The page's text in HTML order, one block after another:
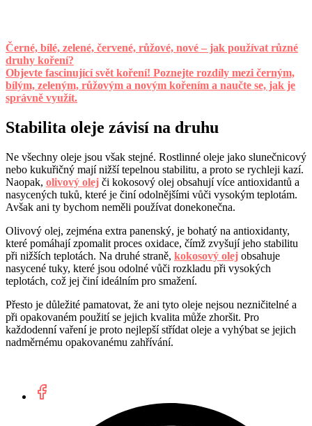
Černé, bílé, zelené, červené, růžové, nové – jak používat různé
druhy koření?
Objevte fascinující svět koření! Poznejte rozdíly mezi černým,
bílým, zeleným, růžovým a novým kořením a naučte se, jak je
správně využít.
Stabilita oleje závisí na druhu
Ne všechny oleje jsou však stejné. Rostlinné oleje jako slunečnicový
nebo kukuřičný mají nižší tepelnou stabilitu, a proto se rychleji kazí.
Naopak, olivový olej či kokosový olej obsahují více antioxidantů a
nasycených tuků, které je činí odolnějšími vůči vysokým teplotám.
Avšak ani ty bychom neměli používat donekonečna.
Olivový olej, zejména extra panenský, je bohatý na antioxidanty,
které pomáhají zpomalit proces oxidace, čímž zvyšují jeho stabilitu
při nižších teplotách. Na druhé straně, kokosový olej obsahuje
nasycené tuky, které jsou odolné vůči rozkladu při vysokých
teplotách, což jej činí ideálním pro smažení.
Přesto je důležité pamatovat, že ani tyto oleje nejsou nezničitelné a
při opakovaném použití se jejich kvalita může zhoršit. Pro
každodenní vaření je proto nejlepší střídat oleje a vyhýbat se jejich
nadměrnému opakovanému zahřívání.